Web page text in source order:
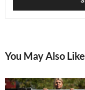
You May Also Like